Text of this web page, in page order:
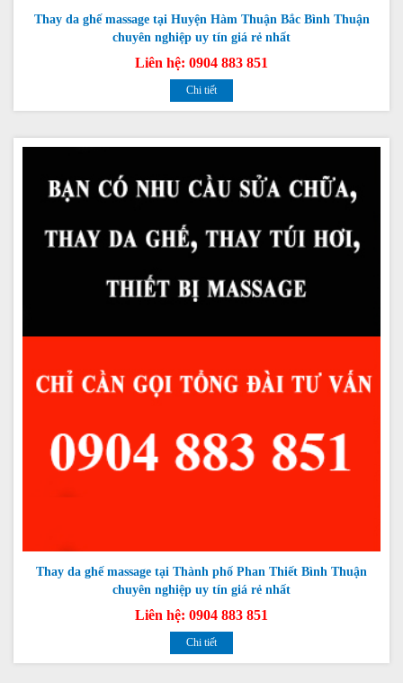
Thay da ghế massage tại Huyện Hàm Thuận Bắc Bình Thuận
chuyên nghiệp uy tín giá rẻ nhất
Liên hệ: 0904 883 851
Chi tiết
Thay da ghế massage tại Thành phố Phan Thiết Bình Thuận
chuyên nghiệp uy tín giá rẻ nhất
Liên hệ: 0904 883 851
Chi tiết